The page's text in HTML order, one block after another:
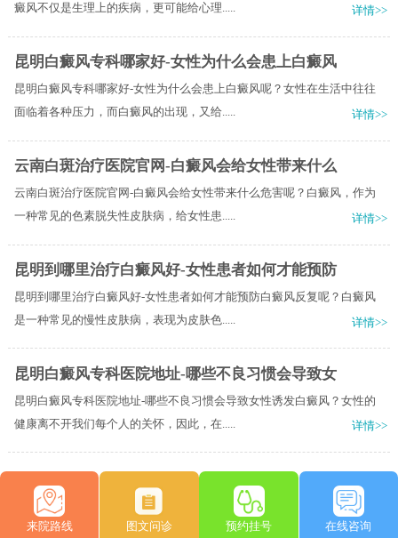
癜风不仅是生理上的疾病，更可能给心理.....
详情>>
昆明白癜风专科哪家好-女性为什么会患上白癜风
昆明白癜风专科哪家好-女性为什么会患上白癜风呢？女性在生活中往往
面临着各种压力，而白癜风的出现，又给.....
详情>>
云南白斑治疗医院官网-白癜风会给女性带来什么
云南白斑治疗医院官网-白癜风会给女性带来什么危害呢？白癜风，作为
一种常见的色素脱失性皮肤病，给女性患.....
详情>>
昆明到哪里治疗白癜风好-女性患者如何才能预防
昆明到哪里治疗白癜风好-女性患者如何才能预防白癜风反复呢？白癜风
是一种常见的慢性皮肤病，表现为皮肤色.....
详情>>
昆明白癜风专科医院地址-哪些不良习惯会导致女
昆明白癜风专科医院地址-哪些不良习惯会导致女性诱发白癜风？女性的
健康离不开我们每个人的关怀，因此，在.....
详情>>
来院路线 图文问诊 预约挂号 在线咨询